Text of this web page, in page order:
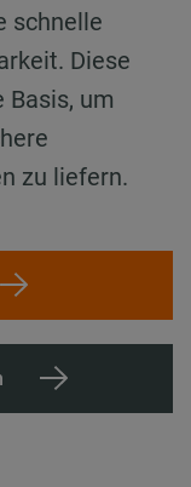
schnelle
Diese
Basis, um
zu liefern.